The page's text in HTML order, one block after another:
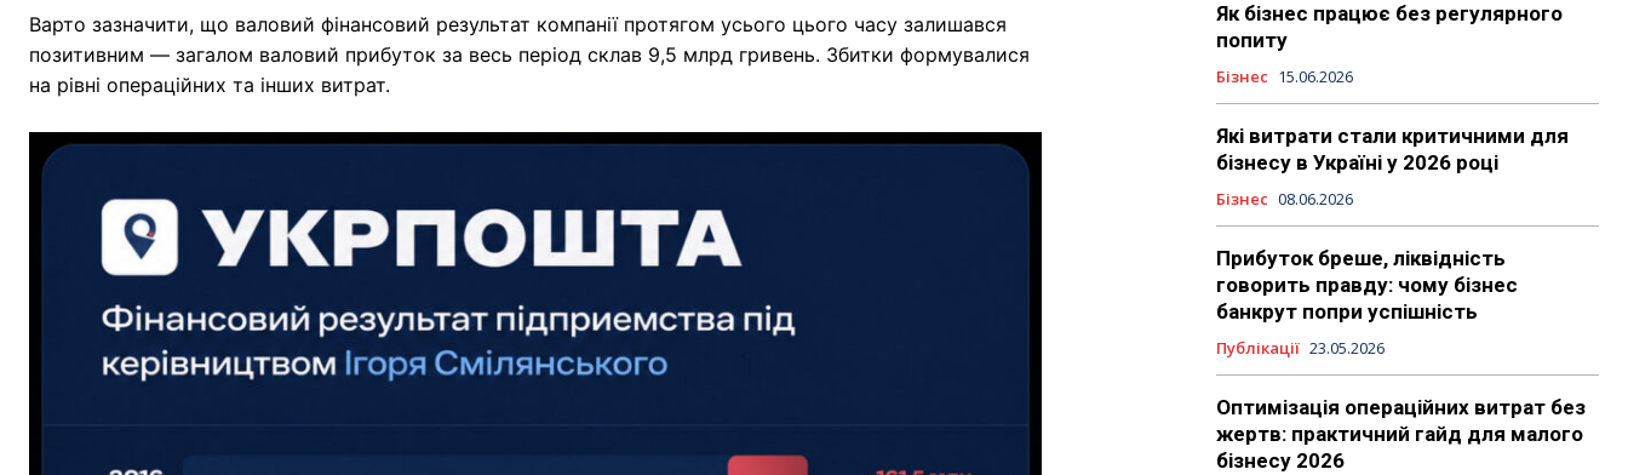
Варто зазначити, що валовий фінансовий результат компанії протягом усього цього часу залишався
позитивним — загалом валовий прибуток за весь період склав 9,5 млрд гривень. Збитки формувалися
на рівні операційних та інших витрат.
Як бізнес працює без регулярного
попиту
Бізнес 15.06.2026
Які витрати стали критичними для
бізнесу в Україні у 2026 році
Бізнес 08.06.2026
Прибуток бреше, ліквідність
говорить правду: чому бізнес
банкрут попри успішність
Публікації 23.05.2026
Оптимізація операційних витрат без
жертв: практичний гайд для малого
бізнесу 2026